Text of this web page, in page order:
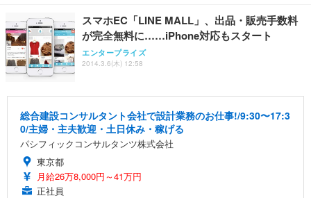
スマホEC「LINE MALL」、出品・販売手数料
が完全無料に……iPhone対応もスタート
エンタープライズ
2014.3.6(木) 12:58
総合建設コンサルタント会社で設計業務のお仕事!/9:30〜17:3
0/主婦・主夫歓迎・土日休み・稼げる
パシフィックコンサルタンツ株式会社
東京都
月給26万8,000円～41万円
正社員